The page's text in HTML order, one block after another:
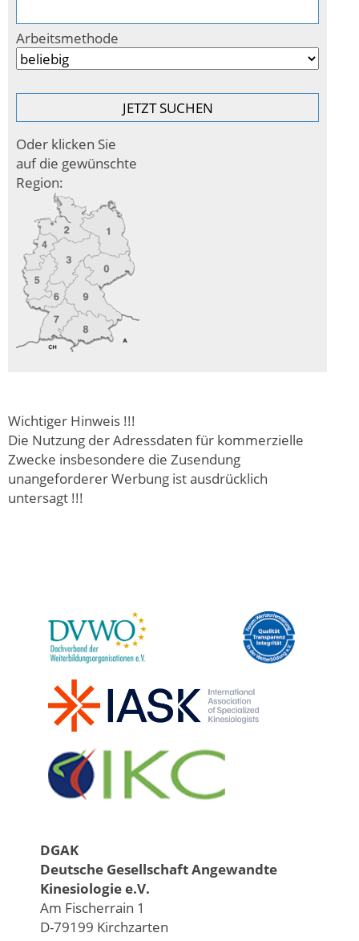
Arbeitsmethode
Oder klicken Sie
auf die gewünschte
Region:
Wichtiger Hinweis !!!
Die Nutzung der Adressdaten für kommerzielle
Zwecke insbesondere die Zusendung
unangeforderer Werbung ist ausdrücklich
untersagt !!!
DGAK
Deutsche Gesellschaft Angewandte
Kinesiologie e.V.
Am Fischerrain 1
D-79199 Kirchzarten